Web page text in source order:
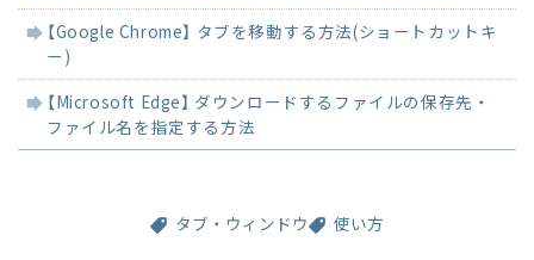
【Google Chrome】 タブを移動する方法(ショートカットキ
ー)
【Microsoft Edge】 ダウンロードするファイルの保存先・
ファイル名を指定する方法
タブ・ウィンドウ 使い方